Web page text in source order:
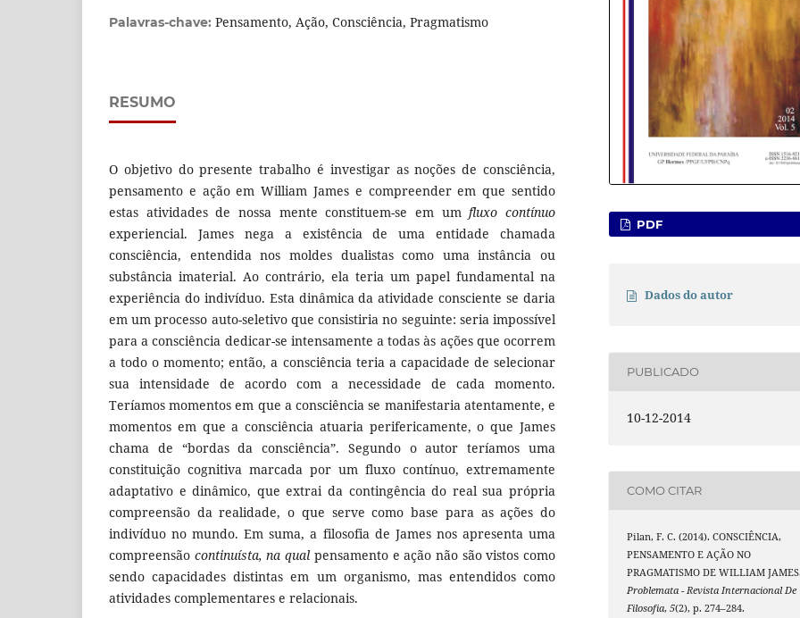
Palavras-chave: Pensamento, Ação, Consciência, Pragmatismo
RESUMO
O objetivo do presente trabalho é investigar as noções de consciência,
pensamento e ação em William James e compreender em que sentido
estas atividades de nossa mente constituem-se em umfluxo contínuo
experiencial. James nega a existência de uma entidade chamada
consciência, entendida nos moldes dualistas como uma instância ou
substância imaterial. Ao contrário, ela teria um papel fundamental na
experiência do indivíduo. Esta dinâmica da atividade consciente se daria
em um processo auto-seletivo que consistiria no seguinte: seria impossível
para a consciência dedicar-se intensamente a todas às ações que ocorrem
a todo o momento; então, a consciência teria a capacidade de selecionar
sua intensidade de acordo com a necessidade de cada momento.
Teríamos momentos em que a consciência se manifestaria atentamente, e
momentos em que a consciência atuaria perifericamente, o que James
chama de “bordas da consciência”. Segundo o autor teríamos uma
constituição cognitiva marcada por um fluxo contínuo, extremamente
adaptativo e dinâmico, que extrai da contingência do real sua própria
compreensão da realidade, o que serve como base para as ações do
indivíduo no mundo. Em suma, a filosofia de James nos apresenta uma
compreensão continuísta, na qual pensamento e ação não são vistos como
sendo capacidades distintas em um organismo, mas entendidos como
atividades complementares e relacionais.
PDF
Dados do autor
PUBLICADO
10-12-2014
COMO CITAR
Pilan, F. C. (2014). CONSCIÊNCIA,
PENSAMENTO E AÇÃO NO
PRAGMATISMO DE WILLIAM
Problemata - Revista Internacional De
Filosofia,5(2), p. 274–284.